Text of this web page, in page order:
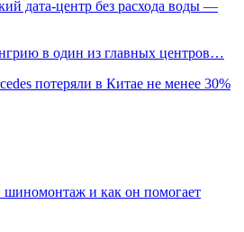
дата-центр без расхода воды —
в один из главных центров…
потеряли в Китае не менее 30%
и как он помогает